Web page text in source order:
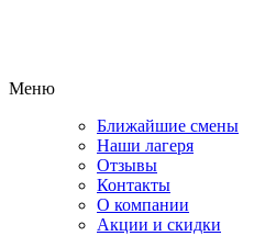
Меню
Ближайшие смены
Наши лагеря
Отзывы
Контакты
О компании
Акции и скидки